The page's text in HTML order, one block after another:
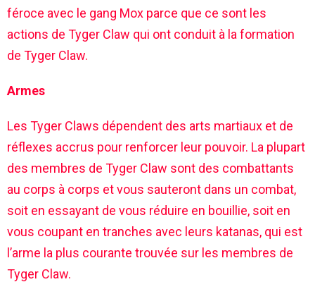
féroce avec le gang Mox parce que ce sont les
actions de Tyger Claw qui ont conduit à la formation
de Tyger Claw.
Armes
Les Tyger Claws dépendent des arts martiaux et de
réflexes accrus pour renforcer leur pouvoir. La plupart
des membres de Tyger Claw sont des combattants
au corps à corps et vous sauteront dans un combat,
soit en essayant de vous réduire en bouillie, soit en
vous coupant en tranches avec leurs katanas, qui est
l’arme la plus courante trouvée sur les membres de
Tyger Claw.